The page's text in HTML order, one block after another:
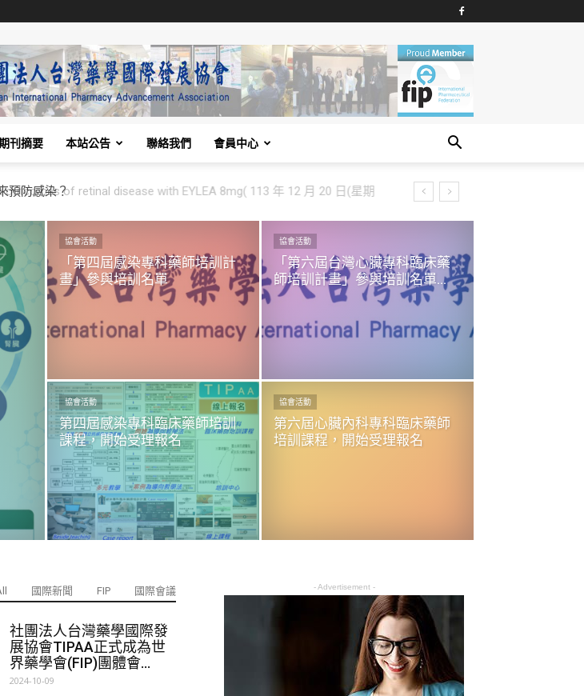
刊摘要 本站公告 聯絡我們 會員中心
of retinal disease with EYLEA 8mg( 113 年 12 月 20 日(星期
協會活動
「第四屆感染專科藥師培訓計
畫」參與培訓名單
協會活動
「第六屆台灣心臟專科臨床藥
師培訓計畫」參與培訓名單...
協會活動
第四屆感染專科臨床藥師培訓
課程，開始受理報名
協會活動
第六屆心臟內科專科臨床藥師
培訓課程，開始受理報名
國際新聞 FIP 國際會議
社團法人台灣藥學國際發
展協會TIPAA正式成為世
界藥學會(FIP)團體會...
2024-10-09
- Advertisement -